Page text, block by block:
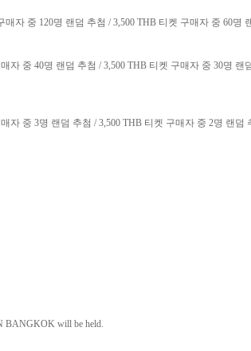
매자 중 120명 랜덤 추첨 / 3,500 THB 티켓 구매자 중 60명
자 중 40명 랜덤 추첨 / 3,500 THB 티켓 구매자 중 30명 랜
자 중 3명 랜덤 추첨 / 3,500 THB 티켓 구매자 중 2명 랜덤
BANGKOK will be held.